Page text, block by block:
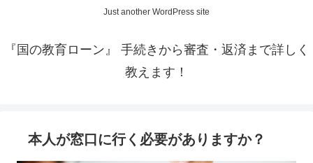
Just another WordPress site
『国の教育ローン』 手続きから審査・返済まで詳しく
教えます！
本人が窓口に行く必要がありますか？